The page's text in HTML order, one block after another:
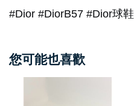
#Dior #DiorB57 #Dior球鞋
您可能也喜歡